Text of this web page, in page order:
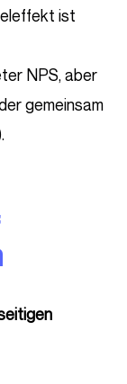
ist
NPS, aber
gemeinsam